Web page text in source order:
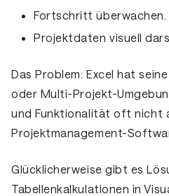
Fortschritt überwachen.
Projektdaten visuell
Das Problem: Excel hat
oder Multi-Projekt-
und Funktionalität oft nicht
Projektmanagement-
Glücklicherweise gibt es
Tabellenkalkulationen in